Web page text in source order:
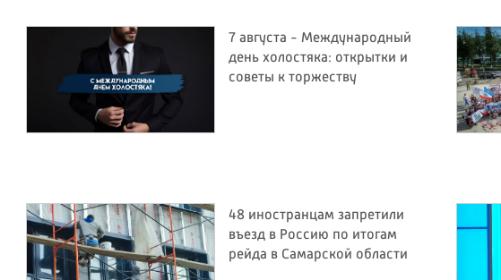
7 августа - Международный
день холостяка: открытки и
советы к торжеству
48 иностранцам запретили
въезд в Россию по итогам
рейда в Самарской области